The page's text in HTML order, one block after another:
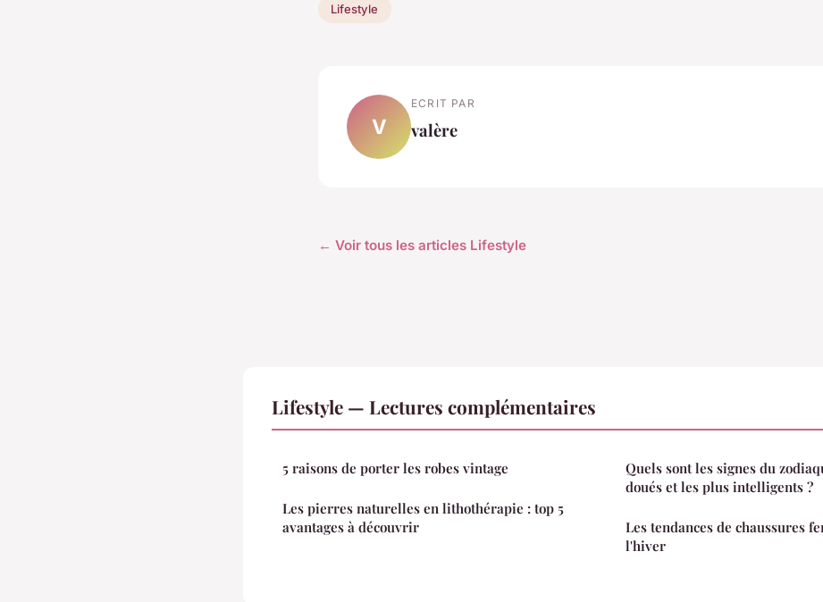
Lifestyle
V
ECRIT PAR
valère
← Voir tous les articles Lifestyle
Lifestyle — Lectures complémentaires
5 raisons de porter les robes vintage
Les pierres naturelles en lithothérapie : top 5
avantages à découvrir
Quels sont les signes du
doués et les plus intelligents ?
Les tendances de chaussures
l'hiver